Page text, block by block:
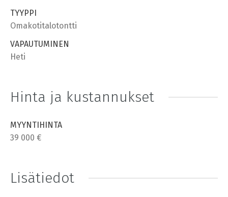
TYYPPI
Omakotitalotontti
VAPAUTUMINEN
Heti
Hinta ja kustannukset
MYYNTIHINTA
39 000 €
Lisätiedot